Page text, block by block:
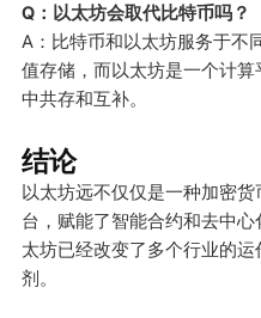
Q：以太坊会取代比特币吗？
A：比特币和以太坊服务于不
值存储，而以太坊是一个计
中共存和互补。
结论
以太坊远不仅仅是一种加密
台，赋能了智能合约和去中
太坊已经改变了多个行业的
剂。